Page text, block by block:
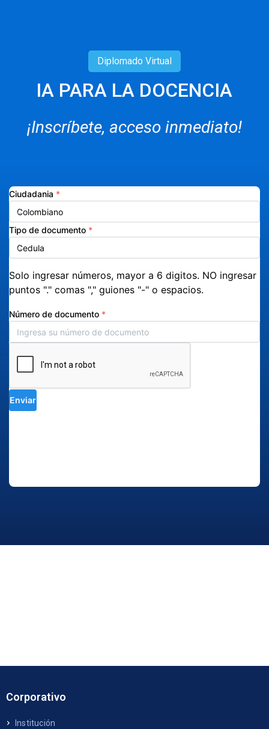
Diplomado Virtual
IA PARA LA DOCENCIA
¡Inscríbete, acceso inmediato!
Corporativo
Institución